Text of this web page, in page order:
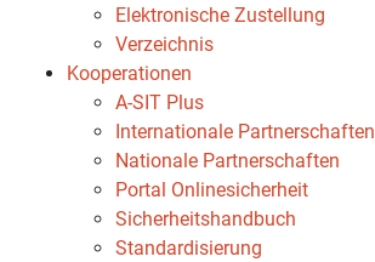
Elektronische Zustellung
Verzeichnis
Kooperationen
A-SIT Plus
Internationale Partnerschaften
Nationale Partnerschaften
Portal Onlinesicherheit
Sicherheitshandbuch
Standardisierung